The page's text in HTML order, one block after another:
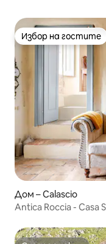
Избор на гостите
Избор на гостите
Дом – Calascio
Antica Roccia - Casa